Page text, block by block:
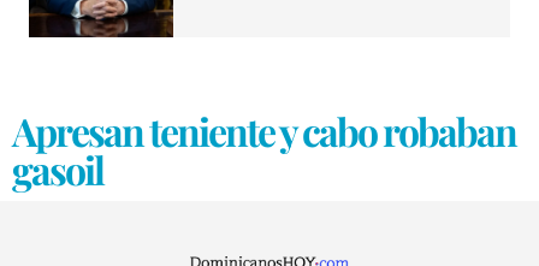
Apresan teniente y cabo robaban
gasoil